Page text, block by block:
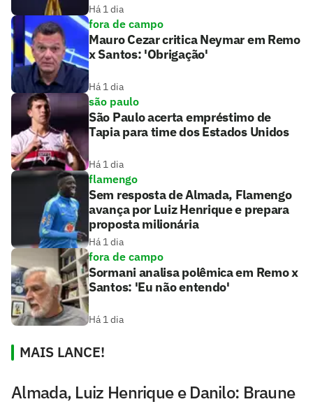
Há 1 dia
fora de campo
Mauro Cezar critica Neymar em Remo
x Santos: 'Obrigação'
Há 1 dia
são paulo
São Paulo acerta empréstimo de
Tapia para time dos Estados Unidos
Há 1 dia
flamengo
Sem resposta de Almada, Flamengo
avança por Luiz Henrique e prepara
proposta milionária
Há 1 dia
fora de campo
Sormani analisa polêmica em Remo x
Santos: 'Eu não entendo'
Há 1 dia
MAIS LANCE!
Almada, Luiz Henrique e Danilo: Braune